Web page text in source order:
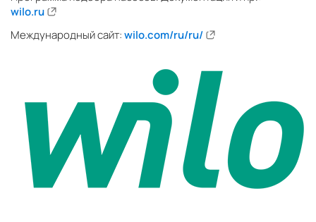
wilo.ru
Международный сайт:wilo.com/ru/ru/